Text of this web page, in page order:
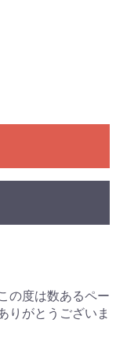
の度は数あるペー
りがとうございま